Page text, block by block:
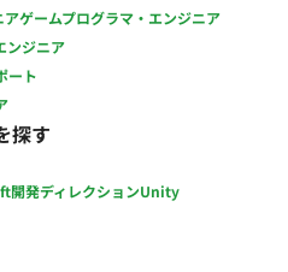
アゲームプログラマ・エンジニア
ンジニア
ート
探す
開発ディレクションUnity